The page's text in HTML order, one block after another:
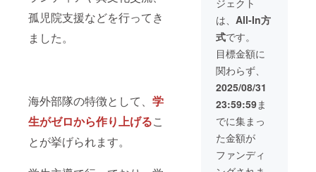
孤児院支援などを行ってき
ました。
海外部隊の特徴として、 学
生がゼロから作り上げるこ
とが挙げられます。
めた限
定レ
ポート
回の海
外部隊
で着用
する
MIFO
シャ
ツ ＊
デザイ
ンと色
はひと
つを予
定して
おり、
決まり
次第更
ジェクト
は、 All-In方
式です。
目標金額に
関わらず、
2025/08/31
23:59:59ま
でに集まっ
た金額が
ファンディ